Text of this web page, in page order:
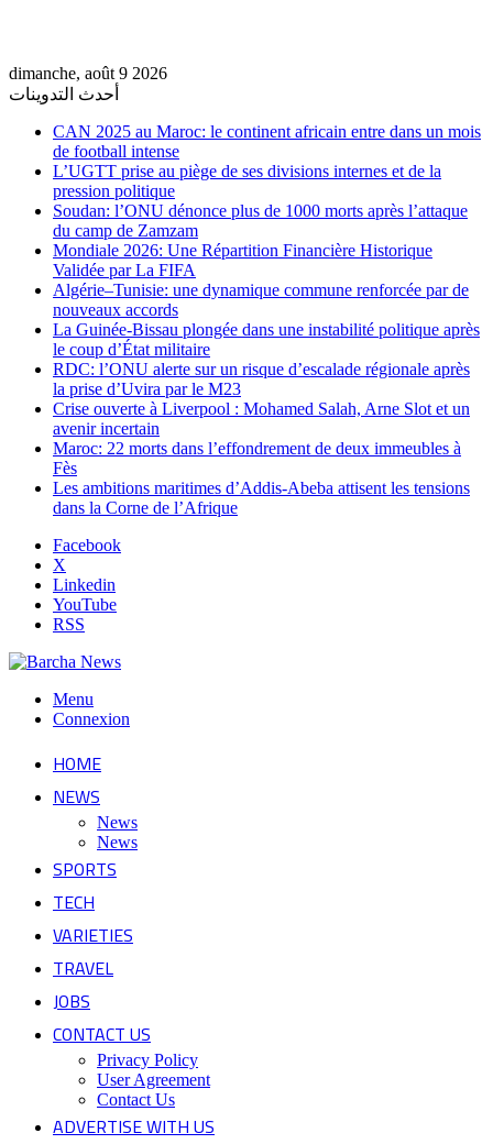
dimanche, août 9 2026
أحدث التدوينات
CAN 2025 au Maroc: le continent africain entre dans un mois
de football intense
L’UGTT prise au piège de ses divisions internes et de la
pression politique
Soudan: l’ONU dénonce plus de 1000 morts après l’attaque
du camp de Zamzam
Mondiale 2026: Une Répartition Financière Historique
Validée par La FIFA
Algérie–Tunisie: une dynamique commune renforcée par de
nouveaux accords
La Guinée-Bissau plongée dans une instabilité politique après
le coup d’État militaire
RDC: l’ONU alerte sur un risque d’escalade régionale après
la prise d’Uvira par le M23
Crise ouverte à Liverpool : Mohamed Salah, Arne Slot et un
avenir incertain
Maroc: 22 morts dans l’effondrement de deux immeubles à
Fès
Les ambitions maritimes d’Addis-Abeba attisent les tensions
dans la Corne de l’Afrique
Facebook
X
Linkedin
YouTube
RSS
Menu
Connexion
HOME
NEWS
News
News
SPORTS
TECH
VARIETIES
TRAVEL
JOBS
CONTACT US
Privacy Policy
User Agreement
Contact Us
ADVERTISE WITH US